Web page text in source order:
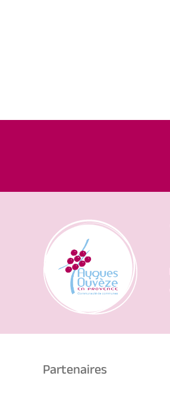
Partenaires